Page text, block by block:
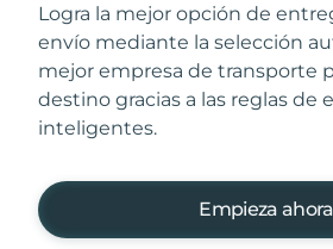
Logra la mejor opción de
envío mediante la selección
mejor empresa de transporte
destino gracias a las reglas de
inteligentes.
Empieza ahora